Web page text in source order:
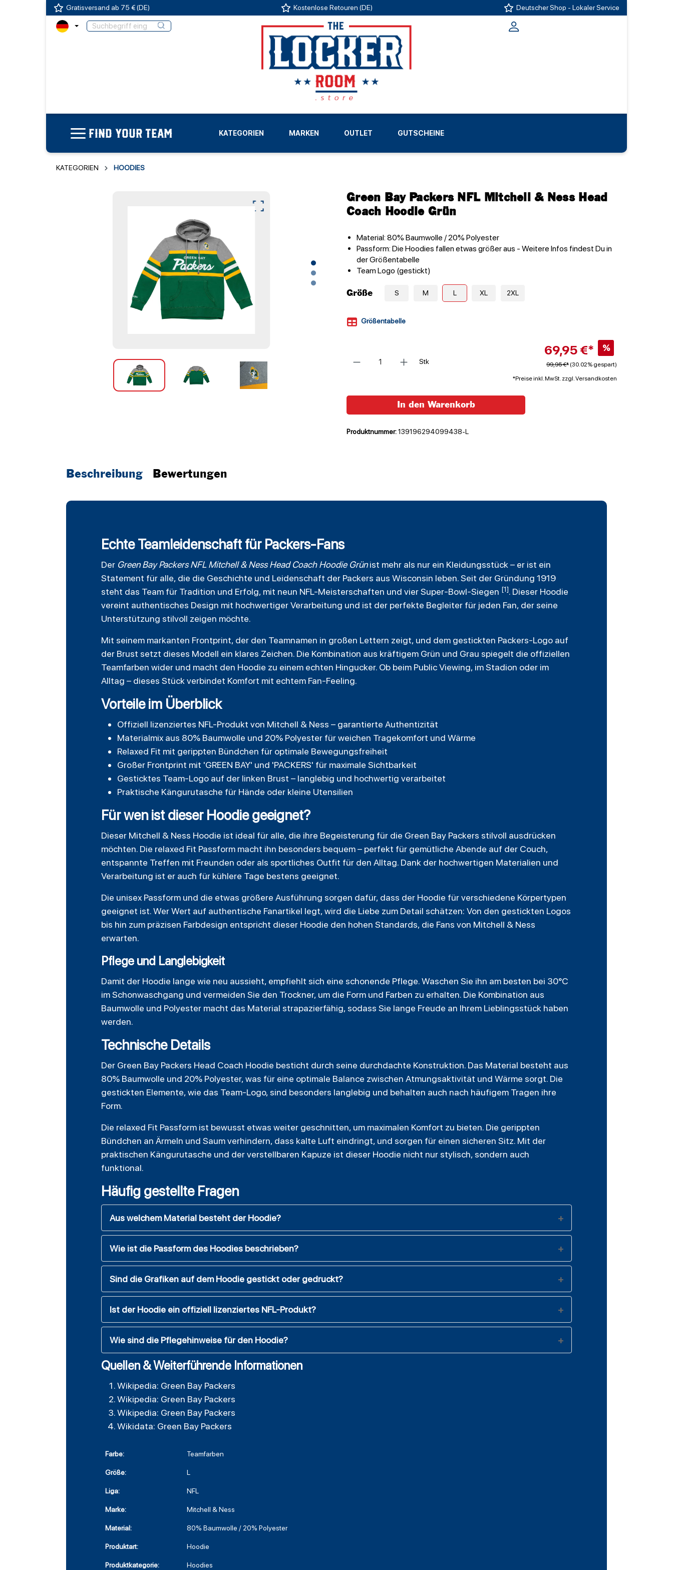
Gratisversand ab 75 € (DE) Kostenlose Retouren (DE) Deutscher Shop - Lokaler Service
FIND YOUR TEAM KATEGORIEN MARKEN
LIGEN
OUTLET GUTSCHEINE
KATEGORIEN HOODIES
Green Bay Packers NFL Mitchell & Ness Head
Coach Hoodie Grün
Material: 80% Baumwolle / 20% Polyester
Passform: Die Hoodies fallen etwas größer aus - Weitere Infos findest Du in
der Größentabelle
Team Logo (gestickt)
Größe S M L XL 2XL
Größentabelle
Stk
69,95 €* %
99,95 €* (30.02% gespart)
*Preise inkl. MwSt. zzgl. Versandkosten
In den Warenkorb
Produktnummer:139196294099438-L
Beschreibung Bewertungen
Echte Teamleidenschaft für Packers-Fans
Der Green Bay PackersNFLMitchell& Ness Head CoachHoodieGrünist mehr als nur ein Kleidungsstück – er ist ein
Statement für alle, die die Geschichte und Leidenschaft der Packers aus Wisconsin leben. Seit der Gründung 1919
steht das Team für Tradition und Erfolg, mit neun NFL-Meisterschaften und vier Super-Bowl-Siegen [1]. Dieser Hoodie
vereint authentisches Design mit hochwertiger Verarbeitung und ist der perfekte Begleiter für jeden Fan, der seine
Unterstützung stilvoll zeigen möchte.
Mit seinem markanten Frontprint, der den Teamnamen in großen Lettern zeigt, und dem gestickten Packers-Logo auf
der Brust setzt dieses Modell ein klares Zeichen. Die Kombination aus kräftigem Grün und Grau spiegelt die offiziellen
Teamfarben wider und macht den Hoodie zu einem echten Hingucker. Ob beim Public Viewing, im Stadion oder im
Alltag – dieses Stück verbindet Komfort mit echtem Fan-Feeling.
Vorteile im Überblick
Offiziell lizenziertes NFL-Produkt von Mitchell & Ness – garantierte Authentizität
Materialmix aus 80% Baumwolle und 20% Polyester für weichen Tragekomfort und Wärme
Relaxed Fit mit gerippten Bündchen für optimale Bewegungsfreiheit
Großer Frontprint mit 'GREEN BAY' und 'PACKERS' für maximale Sichtbarkeit
Gesticktes Team-Logo auf der linken Brust – langlebig und hochwertig verarbeitet
Praktische Kängurutasche für Hände oder kleine Utensilien
Für wen ist dieser Hoodie geeignet?
Dieser Mitchell & Ness Hoodie ist ideal für alle, die ihre Begeisterung für die Green Bay Packers stilvoll ausdrücken
möchten. Die relaxed Fit Passform macht ihn besonders bequem – perfekt für gemütliche Abende auf der Couch,
entspannte Treffen mit Freunden oder als sportliches Outfit für den Alltag. Dank der hochwertigen Materialien und
Verarbeitung ist er auch für kühlere Tage bestens geeignet.
Die unisex Passform und die etwas größere Ausführung sorgen dafür, dass der Hoodie für verschiedene Körpertypen
geeignet ist. Wer Wert auf authentische Fanartikel legt, wird die Liebe zum Detail schätzen: Von den gestickten Logos
bis hin zum präzisen Farbdesign entspricht dieser Hoodie den hohen Standards, die Fans von Mitchell & Ness
erwarten.
Pflege und Langlebigkeit
Damit der Hoodie lange wie neu aussieht, empfiehlt sich eine schonende Pflege. Waschen Sie ihn am besten bei 30°C
im Schonwaschgang und vermeiden Sie den Trockner, um die Form und Farben zu erhalten. Die Kombination aus
Baumwolle und Polyester macht das Material strapazierfähig, sodass Sie lange Freude an Ihrem Lieblingsstück haben
werden.
Technische Details
Der Green Bay Packers Head Coach Hoodie besticht durch seine durchdachte Konstruktion. Das Material besteht aus
80% Baumwolle und 20% Polyester, was für eine optimale Balance zwischen Atmungsaktivität und Wärme sorgt. Die
gestickten Elemente, wie das Team-Logo, sind besonders langlebig und behalten auch nach häufigem Tragen ihre
Form.
Die relaxed Fit Passform ist bewusst etwas weiter geschnitten, um maximalen Komfort zu bieten. Die gerippten
Bündchen an Ärmeln und Saum verhindern, dass kalte Luft eindringt, und sorgen für einen sicheren Sitz. Mit der
praktischen Kängurutasche und der verstellbaren Kapuze ist dieser Hoodie nicht nur stylisch, sondern auch
funktional.
Häufig gestellte Fragen
Aus welchem Material besteht der Hoodie?
Wie ist die Passform des Hoodies beschrieben?
Sind die Grafiken auf dem Hoodie gestickt oder gedruckt?
Ist der Hoodie ein offiziell lizenziertes NFL-Produkt?
Wie sind die Pflegehinweise für den Hoodie?
Quellen & Weiterführende Informationen
Wikipedia: Green Bay Packers
Wikipedia: Green Bay Packers
Wikipedia: Green Bay Packers
Wikidata: Green Bay Packers
Farbe: Teamfarben
Größe: L
Liga: NFL
Marke: Mitchell & Ness
Material: 80% Baumwolle / 20% Polyester
Produktart: Hoodie
Produktkategorie: Hoodies